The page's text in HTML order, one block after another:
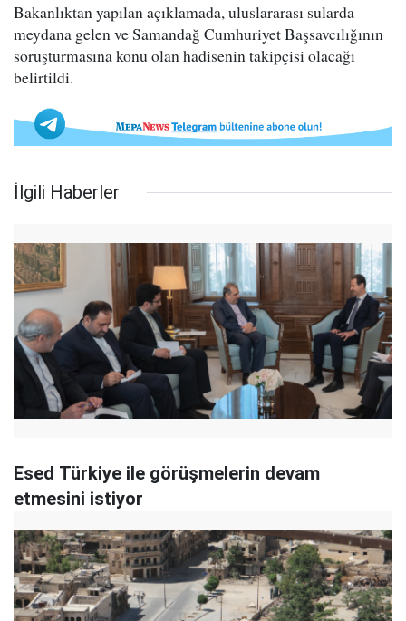
Bakanlıktan yapılan açıklamada, uluslararası sularda
meydana gelen ve Samandağ Cumhuriyet Başsavcılığının
soruşturmasına konu olan hadisenin takipçisi olacağı
belirtildi.
İlgili Haberler
Esed Türkiye ile görüşmelerin devam
etmesini istiyor